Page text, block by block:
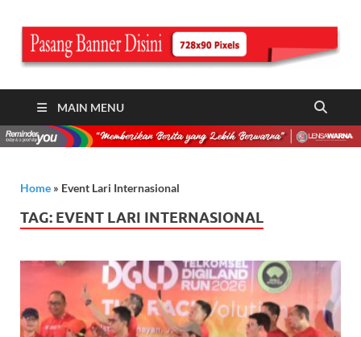
MAIN MENU
Home » Event Lari Internasional
TAG: EVENT LARI INTERNASIONAL